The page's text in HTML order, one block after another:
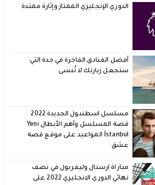
الدوري الإنجليزي الممتاز وإثارة ممتدة
أفضل الفنادق الفاخرة في جدة التي
ستجعل زيارتك لا تُنسى
مسلسل اسطنبول الجديدة 2022
قصة المسلسل وأهم الأبطال Yeni
İstanbul المواعيد على موقع قصة
عشق
مباراة ارسنال وليفربول في نصف
نهائي الدوري الانجليزي 2022 على